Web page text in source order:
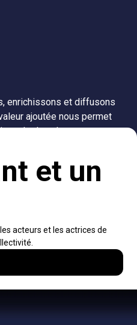
enrichissons et diffusons
ajoutée nous permet
dans leurs
du droit.
Notifications et fils RSS